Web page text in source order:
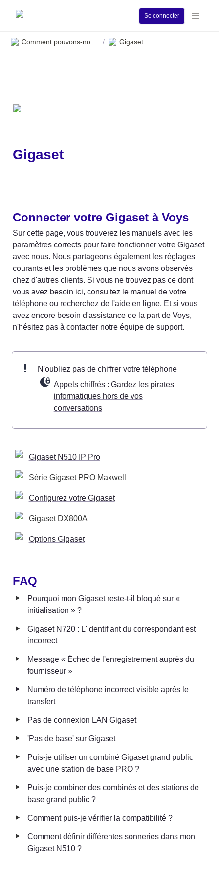
Se connecter
/ Gigaset
Gigaset
Connecter votre Gigaset à Voys
Sur cette page, vous trouverez les manuels avec les
paramètres corrects pour faire fonctionner votre Gigaset
avec nous. Nous partageons également les réglages
courants et les problèmes que nous avons observés
chez d'autres clients. Si vous ne trouvez pas ce dont
vous avez besoin ici, consultez le manuel de votre
téléphone ou recherchez de l'aide en ligne. Et si vous
avez encore besoin d'assistance de la part de Voys,
n'hésitez pas à contacter notre équipe de support.
N'oubliez pas de chiffrer votre téléphone
Appels chiffrés : Gardez les pirates
informatiques hors de vos
conversations
Gigaset N510 IP Pro
Série Gigaset PRO Maxwell
Configurez votre Gigaset
Gigaset DX800A
Options Gigaset
FAQ
‣
Pourquoi mon Gigaset reste-t-il bloqué sur «
initialisation » ?
‣
Gigaset N720 : L'identifiant du correspondant est
incorrect
‣
Message « Échec de l'enregistrement auprès du
fournisseur »
‣
Numéro de téléphone incorrect visible après le
transfert
‣ Pas de connexion LAN Gigaset
‣ 'Pas de base' sur Gigaset
‣
Puis-je utiliser un combiné Gigaset grand public
avec une station de base PRO ?
‣
Puis-je combiner des combinés et des stations de
base grand public ?
‣ Comment puis-je vérifier la compatibilité ?
‣
Comment définir différentes sonneries dans mon
Gigaset N510 ?